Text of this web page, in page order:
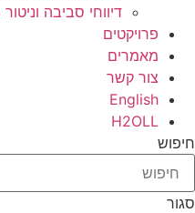
דיווחי סביבה
פרויקטים
מאמרים
צור קשר
English
H2OLL
חיפוש
סגור